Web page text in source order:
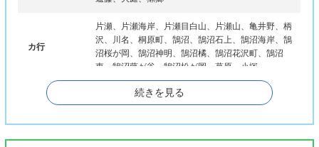
カ行
片瀬、片瀬海岸、片瀬目白山、片瀬山、亀井野、柄
沢、川名、桐原町、鵠沼、鵠沼石上、鵠沼海岸、鵠
沼桜が岡、鵠沼神明、鵠沼橘、鵠沼花沢町、鵠沼
東、鵠沼藤が谷、鵠沼松が岡、葛原、小塚
下土棚、城南、湘南台、菖蒲沢、白旗、善行、善行
坂、善行団地
続きを見る